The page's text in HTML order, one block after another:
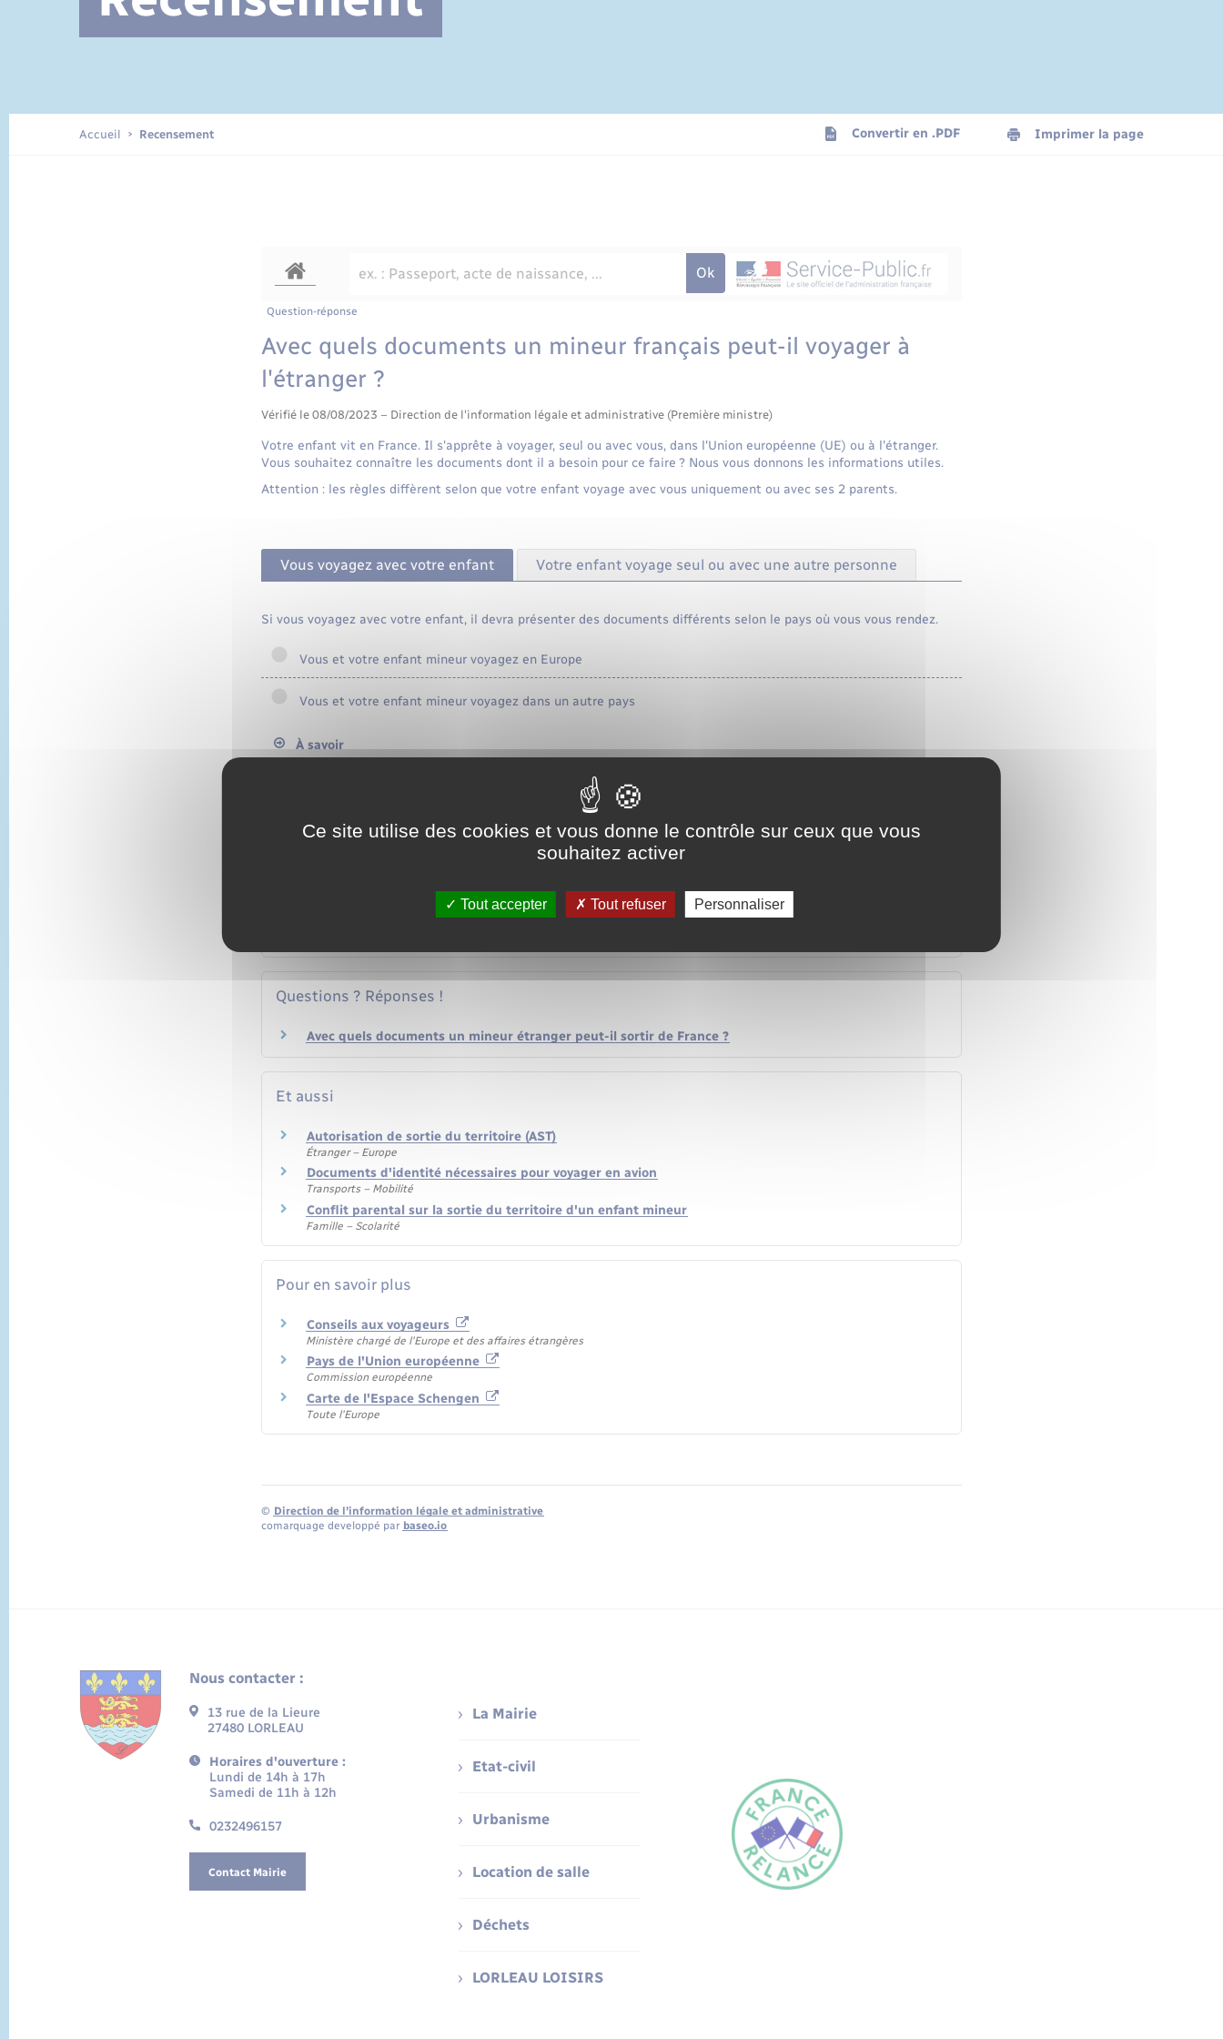
Documents d’identité
Accueil Recensement Convertir en .PDF Imprimer la page
Question-réponse
Avec quels documents un mineur français peut-il voyager à
l'étranger ?
Vérifié le 08/08/2023 – Direction de l'information légale et administrative (Première ministre)
Votre enfant vit en France. Il s'apprête à voyager, seul ou avec vous, dans l'Union européenne (UE) ou à l'étranger.
Vous souhaitez connaître les documents dont il a besoin pour ce faire ? Nous vous donnons les informations utiles.
Attention : les règles diffèrent selon que votre enfant voyage avec vous uniquement ou avec ses 2 parents.
Vous voyagez avec votre enfant Votre enfant voyage seul ou avec une autre personne
Si vous voyagez avec votre enfant, il devra présenter des documents différents selon le pays où vous vous rendez.
Vous et votre enfant mineur voyagez en Europe
Vous et votre enfant mineur voyagez dans un autre pays
À savoir
Questions ? Réponses !
Avec quels documents un mineur étranger peut-il sortir de France ?
Et aussi
Autorisation de sortie du territoire (AST)
Étranger – Europe
Documents d'identité nécessaires pour voyager en avion
Transports – Mobilité
Conflit parental sur la sortie du territoire d'un enfant mineur
Famille – Scolarité
Pour en savoir plus
Conseils aux voyageurs
Ministère chargé de l'Europe et des affaires étrangères
Pays de l'Union européenne
Commission européenne
Carte de l'Espace Schengen
Toute l'Europe
© Direction de l’information légale et administrative
comarquage developpé par baseo.io
Nous contacter :
13 rue de la Lieure
27480 LORLEAU
Horaires d'ouverture :
Lundi de 14h à 17h
Samedi de 11h à 12h
0232496157
Contact Mairie
La Mairie
Etat-civil
Urbanisme
Location de salle
Déchets
LORLEAU LOISIRS
Ce site utilise des cookies et vous donne le contrôle sur ceux que vous
souhaitez activer
Tout accepter Tout refuser Personnaliser